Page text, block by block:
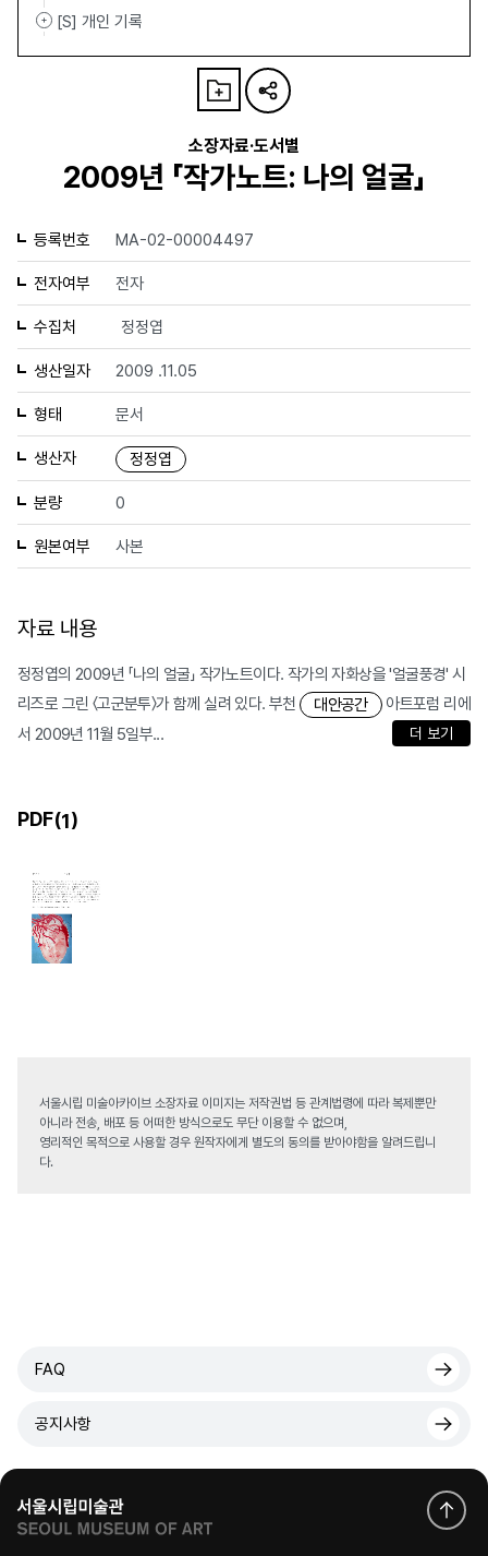
[S] 개인 기록
소장자료·도서별
2009년 「작가노트: 나의 얼굴」
등록번호 MA-02-00004497
전자여부 전자
수집처 정정엽
생산일자 2009 .11.05
형태 문서
생산자 정정엽
분량 0
원본여부 사본
자료 내용
정정엽의 2009년 「나의 얼굴」 작가노트이다. 작가의 자화상을 '얼굴풍경' 시
리즈로 그린 〈고군분투〉가 함께 실려 있다. 부천
대안공간
아트포럼 리에
서 2009년 11월 5일부...
더 보기
PDF(1)
서울시립 미술아카이브 소장자료 이미지는 저작권법 등 관계법령에 따라 복제뿐만
아니라 전송, 배포 등 어떠한 방식으로도 무단 이용할 수 없으며,
영리적인 목적으로 사용할 경우 원작자에게 별도의 동의를 받아야함을 알려드립니
다.
FAQ
공지사항